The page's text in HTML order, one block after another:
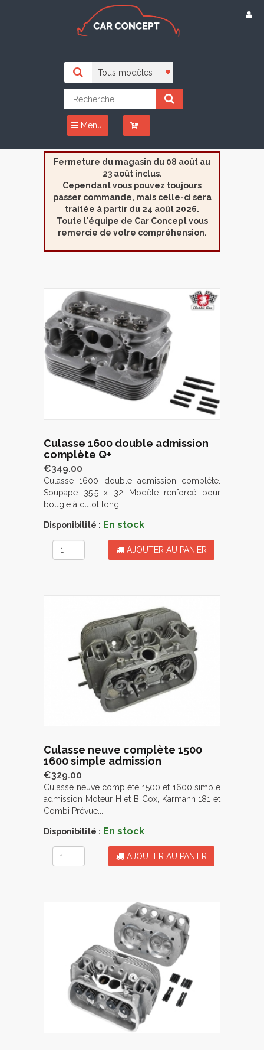
Menu
Fermeture du magasin du 08 août au
23 août inclus.
Cependant vous pouvez toujours
passer commande, mais celle-ci sera
traitée à partir du 24 août 2026.
Toute l'équipe de Car Concept vous
remercie de votre compréhension.
Culasse 1600 double admission
complète Q+
€349.00
Culasse 1600 double admission complète.
Soupape 35.5 x 32 Modèle renforcé pour
bougie à culot long....
Disponibilité : En stock
AJOUTER AU PANIER
Culasse neuve complète 1500
1600 simple admission
€329.00
Culasse neuve complète 1500 et 1600 simple
admission Moteur H et B Cox, Karmann 181 et
Combi Prévue...
Disponibilité : En stock
AJOUTER AU PANIER